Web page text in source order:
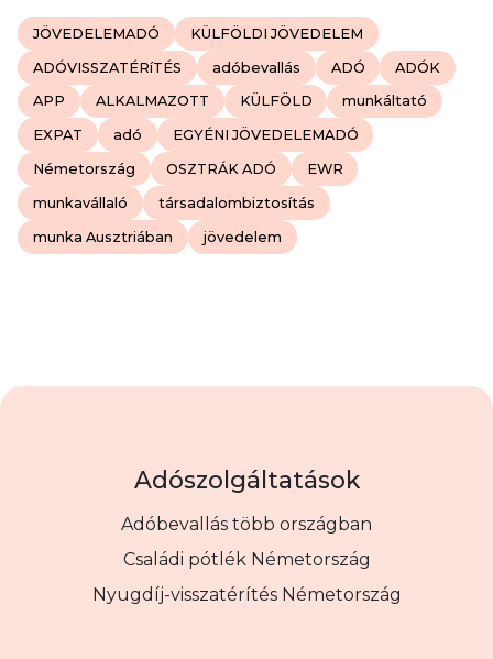
JÖVEDELEMADÓ KÜLFÖLDI JÖVEDELEM
ADÓVISSZATÉRíTÉS adóbevallás ADÓ ADÓK
APP ALKALMAZOTT KÜLFÖLD munkáltató
EXPAT adó EGYÉNI JÖVEDELEMADÓ
Németország OSZTRÁK ADÓ EWR
munkavállaló társadalombiztosítás
munka Ausztriában jövedelem
Adószolgáltatások
Adóbevallás több országban
Családi pótlék Németország
Nyugdíj-visszatérítés Németország